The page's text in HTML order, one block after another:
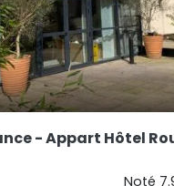
- Appart Hôtel
Noté